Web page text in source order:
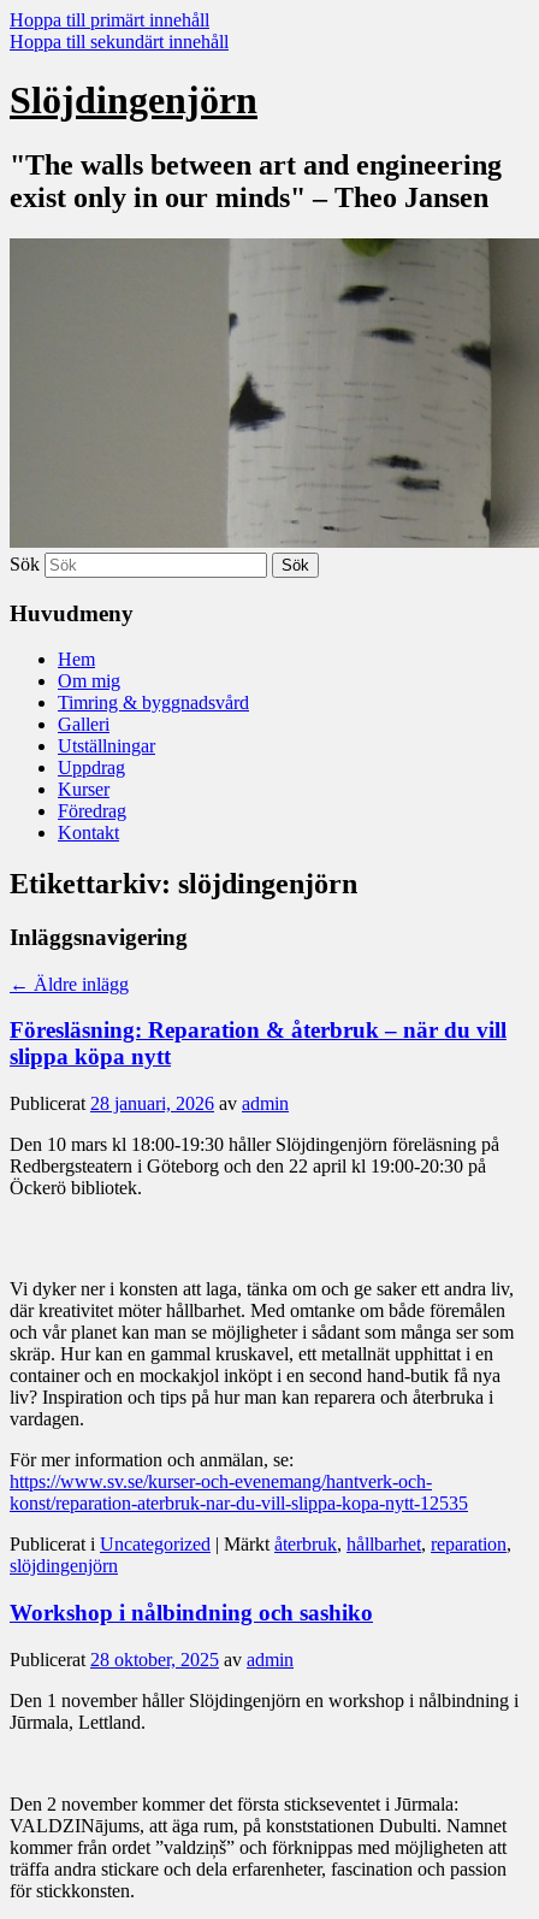
Hoppa till primärt innehåll
Hoppa till sekundärt innehåll
Slöjdingenjörn
"The walls between art and engineering
exist only in our minds" – Theo Jansen
Sök
Huvudmeny
Hem
Om mig
Timring & byggnadsvård
Galleri
Utställningar
Uppdrag
Kurser
Föredrag
Kontakt
Etikettarkiv: slöjdingenjörn
Inläggsnavigering
← Äldre inlägg
Föresläsning: Reparation & återbruk – när du vill
slippa köpa nytt
Publicerat 28 januari, 2026 av admin
Den 10 mars kl 18:00-19:30 håller Slöjdingenjörn föreläsning på
Redbergsteatern i Göteborg och den 22 april kl 19:00-20:30 på
Öckerö bibliotek.
Vi dyker ner i konsten att laga, tänka om och ge saker ett andra liv,
där kreativitet möter hållbarhet. Med omtanke om både föremålen
och vår planet kan man se möjligheter i sådant som många ser som
skräp. Hur kan en gammal kruskavel, ett metallnät upphittat i en
container och en mockakjol inköpt i en second hand-butik få nya
liv? Inspiration och tips på hur man kan reparera och återbruka i
vardagen.
För mer information och anmälan, se:
https://www.sv.se/kurser-och-evenemang/hantverk-och-
konst/reparation-aterbruk-nar-du-vill-slippa-kopa-nytt-12535
Publicerat i Uncategorized | Märkt återbruk, hållbarhet, reparation,
slöjdingenjörn
Workshop i nålbindning och sashiko
Publicerat 28 oktober, 2025 av admin
Den 1 november håller Slöjdingenjörn en workshop i nålbindning i
Jūrmala, Lettland.
Den 2 november kommer det första stickseventet i Jūrmala:
VALDZINājums, att äga rum, på konststationen Dubulti. Namnet
kommer från ordet ”valdziņš” och förknippas med möjligheten att
träffa andra stickare och dela erfarenheter, fascination och passion
för stickkonsten.